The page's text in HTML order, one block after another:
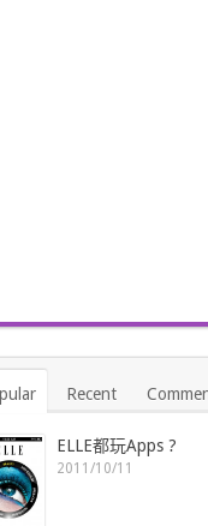
Recent
ELLE都玩Apps ?
2011/10/11